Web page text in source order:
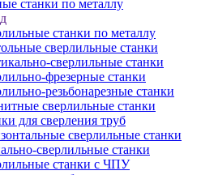
станки по металлу
станки по металлу
сверлильные станки
сверлильные станки
фрезерные станки
резьбонарезные станки
сверлильные станки
для сверления труб
сверлильные станки
сверлильные станки
станки с ЧПУ